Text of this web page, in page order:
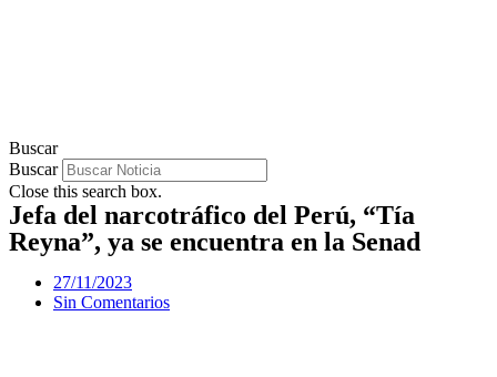
Buscar
Buscar
Close this search box.
Jefa del narcotráfico del Perú, “Tía
Reyna”, ya se encuentra en la Senad
27/11/2023
Sin Comentarios